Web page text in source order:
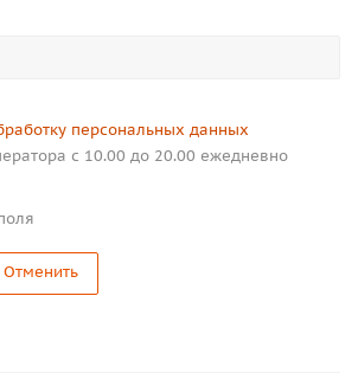
персональных данных
с 10.00 до 20.00 ежедневно
Отменить